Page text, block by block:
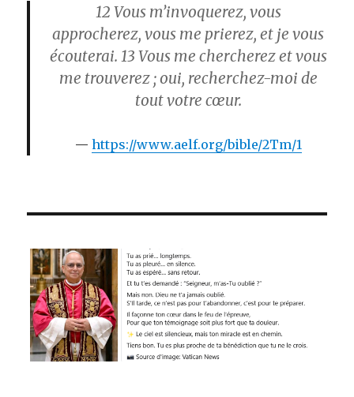
12 Vous m’invoquerez, vous
approcherez, vous me prierez, et je vous
écouterai. 13 Vous me chercherez et vous
me trouverez ; oui, recherchez-moi de
tout votre cœur.
https://www.aelf.org/bible/2Tm/1